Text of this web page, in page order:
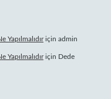
Yapılmalıdıriçin admin
Yapılmalıdıriçin Dede